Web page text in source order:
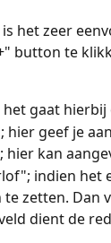
het zeer
button te
gaat
hier geef je
hier kan
indien het
zetten. Dan
dient de